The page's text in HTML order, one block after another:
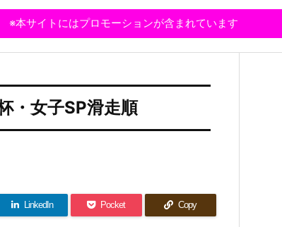
※本サイトにはプロモーションが含まれています
・女子SP滑走順
LinkedIn Pocket Copy